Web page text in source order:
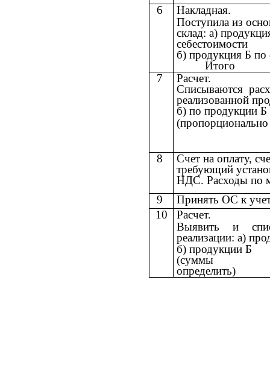
6
Накладная.
Поступила из
склад: а)
себестоимости
б) продукция Б по
Итого
7
Расчет.
Списываются
реализованной
б) по продукции Б
(пропорционально
8
Счет на оплату,
требующий
НДС. Расходы по
9
Принять ОС к
10
Расчет.
Выявить и
реализации: а)
б) продукции Б
(суммы
определить)